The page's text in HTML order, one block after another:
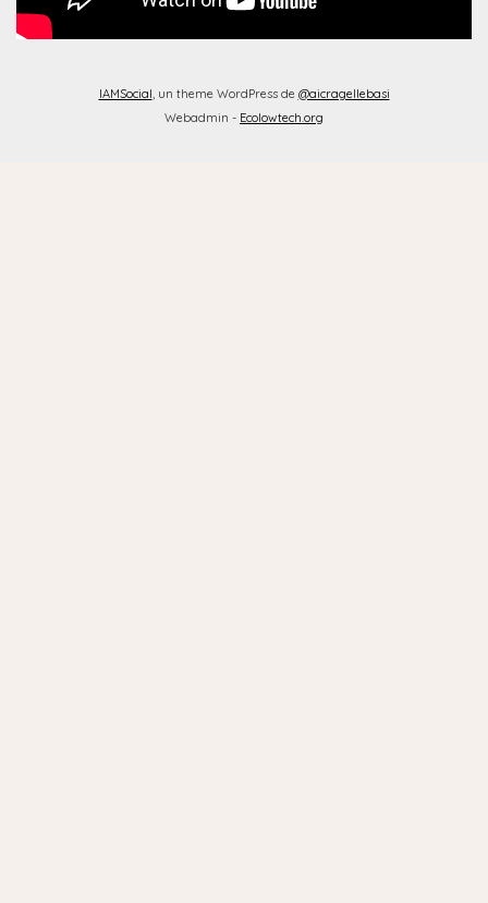
IAMSocial, un theme WordPress de @aicragellebasi
Webadmin - Ecolowtech.org